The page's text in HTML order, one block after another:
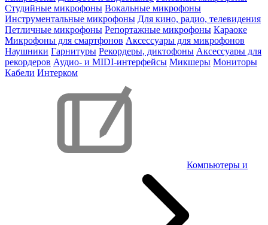
Студийные микрофоны Вокальные микрофоны
Инструментальные микрофоны Для кино, радио, телевидения
Петличные микрофоны Репортажные микрофоны Караоке
Микрофоны для смартфонов Аксессуары для микрофонов
Наушники Гарнитуры Рекордеры, диктофоны Аксессуары для
рекордеров Аудио- и MIDI-интерфейсы Микшеры Мониторы
Кабели Интерком
Компьютеры и